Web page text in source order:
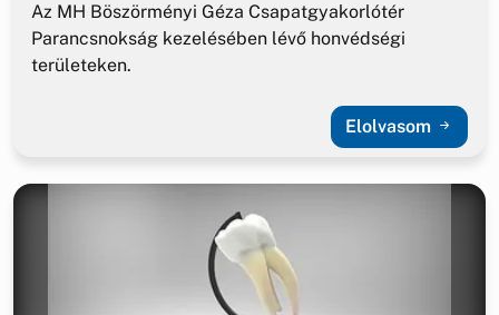
Az MH Böszörményi Géza Csapatgyakorlótér
Parancsnokság kezelésében lévő honvédségi
területeken.
Elolvasom